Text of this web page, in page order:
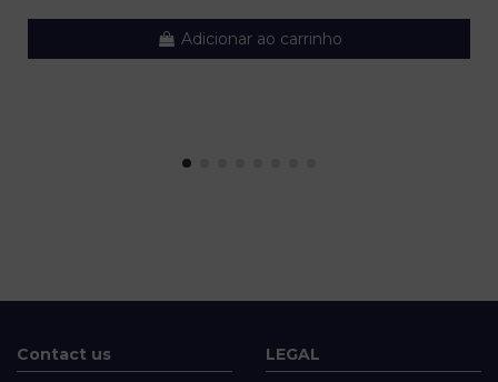
Adicionar ao carrinho
Contact us LEGAL